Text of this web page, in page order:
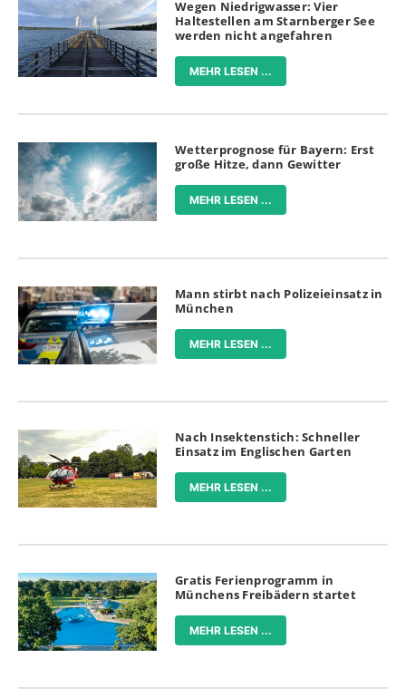
Wegen Niedrigwasser: Vier
Haltestellen am Starnberger See
werden nicht angefahren
MEHR LESEN ...
Wetterprognose für Bayern: Erst
große Hitze, dann Gewitter
MEHR LESEN ...
Mann stirbt nach Polizeieinsatz in
München
MEHR LESEN ...
Nach Insektenstich: Schneller
Einsatz im Englischen Garten
MEHR LESEN ...
Gratis Ferienprogramm in
Münchens Freibädern startet
MEHR LESEN ...